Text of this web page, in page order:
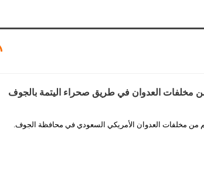
من مخلفات العدوان في طريق صحراء اليتمة بالجوف
من مخلفات العدوان الأمريكي السعودي في محافظة الجوف.